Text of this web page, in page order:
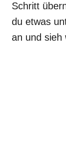
Schritt
du etwas
an und sieh